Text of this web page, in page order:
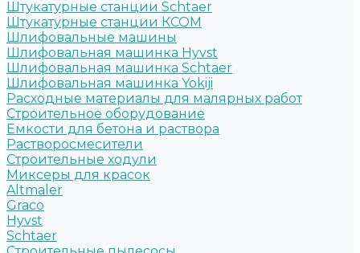
Штукатурные станции Schtaer
Штукатурные станции КСОМ
Шлифовальные машины
Шлифовальная машинка Hyvst
Шлифовальная машинка Schtaer
Шлифовальная машинка Yokiji
Расходные материалы для малярных работ
Строительное оборудование
Емкости для бетона и раствора
Растворосмесители
Строительные ходули
Миксеры для красок
Altmaler
Graco
Hyvst
Schtaer